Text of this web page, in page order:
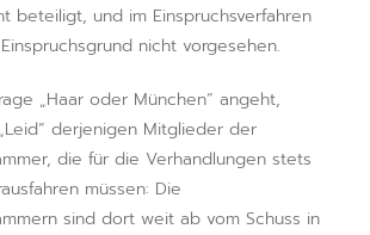
beteiligt, und im Einspruchsverfahren
nicht vorgesehen.
„Haar oder München“ angeht,
derjenigen Mitglieder der
die für die Verhandlungen stets
müssen: Die
sind dort weit ab vom Schuss in